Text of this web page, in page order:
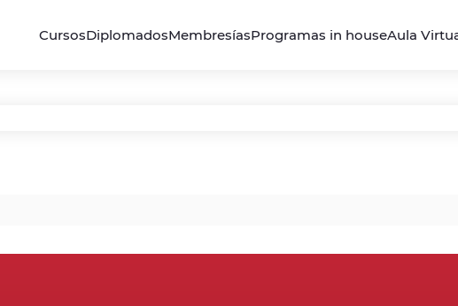
CursosDiplomadosMembresíasProgramas in houseAula